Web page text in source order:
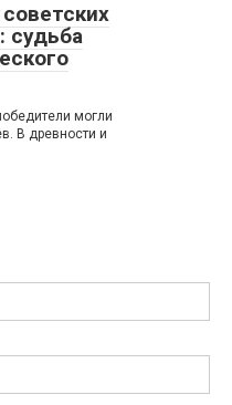
судьба
могли
В древности и